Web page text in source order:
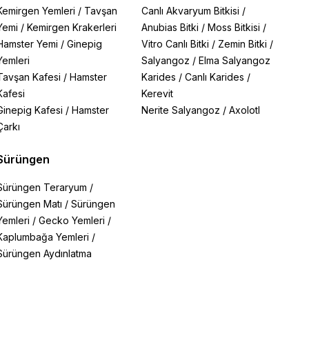
Yemleri / Tavşan
/ Kemirgen Krakerleri
Yemi / Ginepig
Kafesi / Hamster
Kafesi / Hamster
Teraryum /
Matı / Sürüngen
/ Gecko Yemleri /
Yemleri /
Aydınlatma
Canlı Akvaryum Bitkisi /
Anubias Bitki /Moss Bitkisi /
Vitro Canlı Bitki / Zemin Bitki /
Salyangoz /Elma Salyangoz
Karides /Canlı Karides /
Kerevit
Nerite Salyangoz /Axolotl